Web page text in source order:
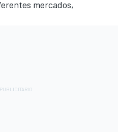
mercados,